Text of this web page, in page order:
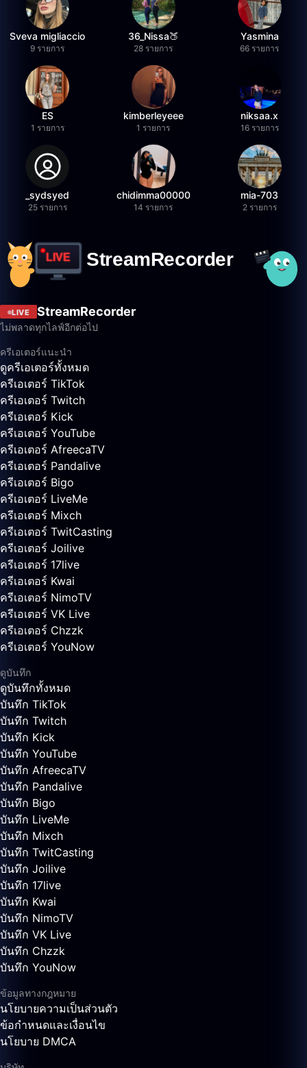
Sveva migliaccio
9 รายการ
36_Nissa🍑
28 รายการ
Yasmina
66 รายการ
ES
1 รายการ
kimberleyeee
1 รายการ
niksaa.x
16 รายการ
_sydsyed
25 รายการ
chidimma00000
14 รายการ
mia-703
2 รายการ
LIVE StreamRecorder
ไม่พลาดทุกไลฟ์อีกต่อไป
ครีเอเตอร์แนะนำ
ดูครีเอเตอร์ทั้งหมด
ครีเอเตอร์ TikTok
ครีเอเตอร์ Twitch
ครีเอเตอร์ Kick
ครีเอเตอร์ YouTube
ครีเอเตอร์ AfreecaTV
ครีเอเตอร์ Pandalive
ครีเอเตอร์ Bigo
ครีเอเตอร์ LiveMe
ครีเอเตอร์ Mixch
ครีเอเตอร์ TwitCasting
ครีเอเตอร์ Joilive
ครีเอเตอร์ 17live
ครีเอเตอร์ Kwai
ครีเอเตอร์ NimoTV
ครีเอเตอร์ VK Live
ครีเอเตอร์ Chzzk
ครีเอเตอร์ YouNow
ดูบันทึก
ดูบันทึกทั้งหมด
บันทึก TikTok
บันทึก Twitch
บันทึก Kick
บันทึก YouTube
บันทึก AfreecaTV
บันทึก Pandalive
บันทึก Bigo
บันทึก LiveMe
บันทึก Mixch
บันทึก TwitCasting
บันทึก Joilive
บันทึก 17live
บันทึก Kwai
บันทึก NimoTV
บันทึก VK Live
บันทึก Chzzk
บันทึก YouNow
ข้อมูลทางกฎหมาย
นโยบายความเป็นส่วนตัว
ข้อกำหนดและเงื่อนไข
นโยบาย DMCA